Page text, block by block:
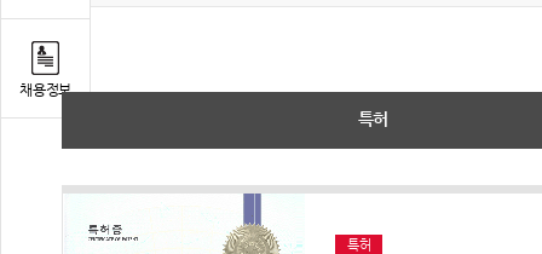
채용정보
특허
특허